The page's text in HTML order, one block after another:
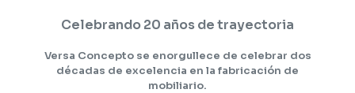
Celebrando 20 años de trayectoria
Versa Concepto se enorgullece de celebrar dos
décadas de excelencia en la fabricación de
mobiliario.